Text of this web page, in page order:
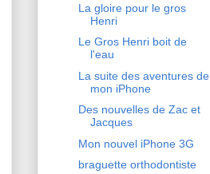
La gloire pour le gros
Henri
Le Gros Henri boit de
l'eau
La suite des aventures de
mon iPhone
Des nouvelles de Zac et
Jacques
Mon nouvel iPhone 3G
braguette orthodontiste